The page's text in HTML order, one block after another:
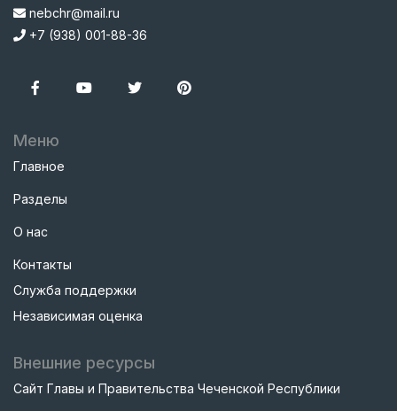
nebchr@mail.ru
+7 (938) 001-88-36
Меню
Главное
Разделы
О нас
Контакты
Служба поддержки
Независимая оценка
Внешние ресурсы
Сайт Главы и Правительства Чеченской Республики